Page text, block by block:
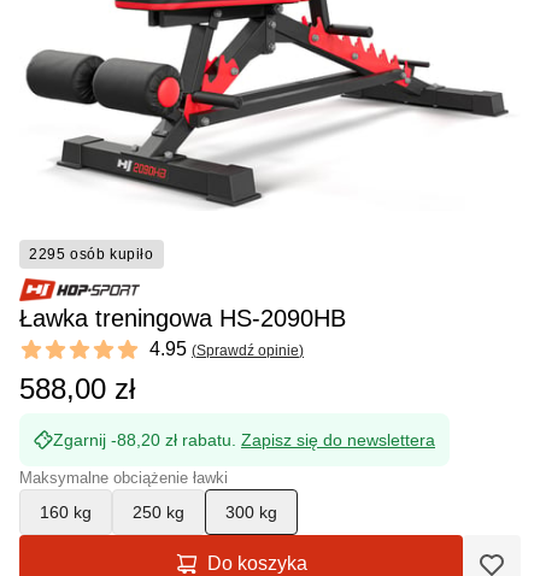
2295 osób kupiło
Ławka treningowa HS-2090HB
Reviews
4.95 out of 5 stars 4.95 (Sprawdź opinie)
588,00 zł
Zgarnij -88,20 zł rabatu. Zapisz się do newslettera
Maksymalne obciążenie ławki
160 kg 250 kg 300 kg
Do koszyka